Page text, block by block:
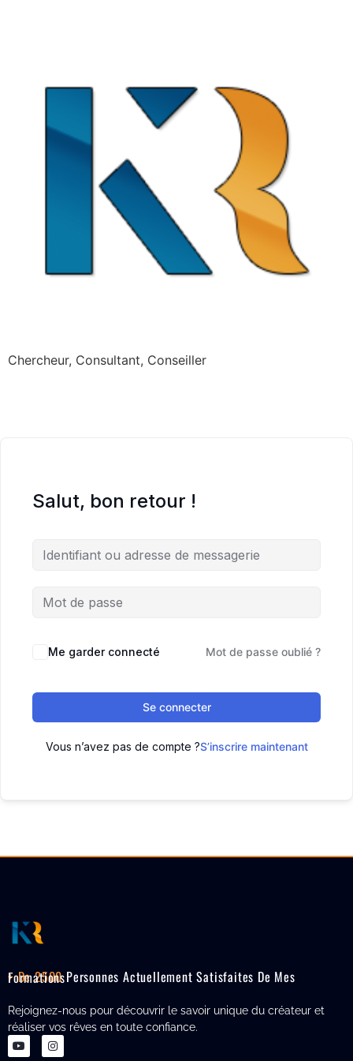
Chercheur, Consultant, Conseiller
Salut, bon retour !
Me garder connecté Mot de passe oublié ?
Se connecter
Vous n’avez pas de compte ?S’inscrire maintenant
+ De 2500
Personnes Actuellement Satisfaites De Mes Formations
Rejoignez-nous pour découvrir le savoir unique du créateur et
réaliser vos rêves en toute confiance.